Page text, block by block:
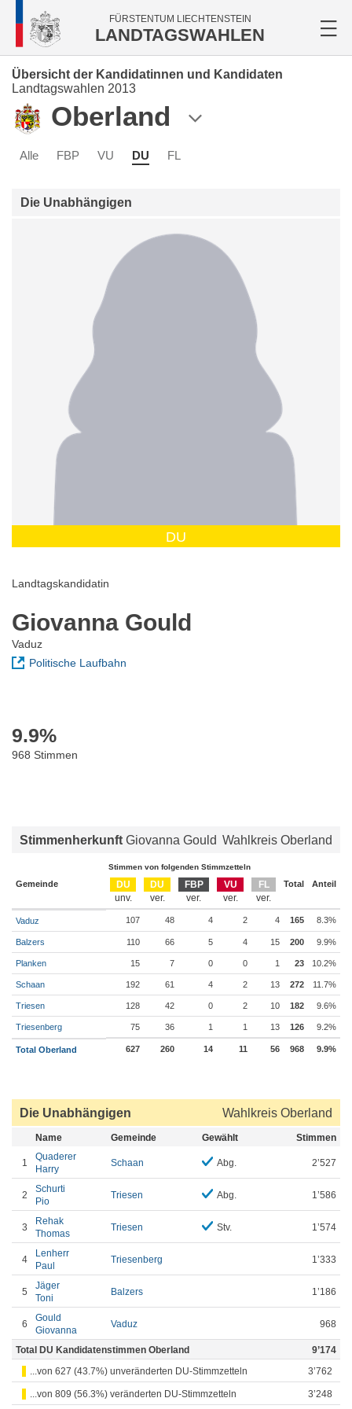
FÜRSTENTUM LIECHTENSTEIN
LANDTAGSWAHLEN
Übersicht der Kandidatinnen und Kandidaten
Landtagswahlen 2013
Oberland
Alle FBP VU DU FL
Die Unabhängigen
DU
Landtagskandidatin
Giovanna Gould
Vaduz
Politische Laufbahn
9.9%
968 Stimmen
Stimmenherkunft Giovanna Gould Wahlkreis Oberland
Stimmen von folgenden Stimmzetteln
Gemeinde DU DU FBP VU FL Total Anteil
Vaduz 107 48 4 2 4 165 8.3%
Balzers 110 66 5 4 15 200 9.9%
Planken 15 7 0 0 1 23 10.2%
Schaan 192 61 4 2 13 272 11.7%
Triesen 128 42 0 2 10 182 9.6%
Triesenberg 75 36 1 1 13 126 9.2%
Total Oberland 627 260 14 11 56 968 9.9%
Die Unabhängigen Wahlkreis Oberland
Name Gemeinde Gewählt Stimmen
1
Quaderer
Harry
Schaan Abg. 2’527
2
Schurti
Pio
Triesen Abg. 1’586
3
Rehak
Thomas
Triesen Stv. 1’574
4
Lenherr
Paul
Triesenberg 1’333
5
Jäger
Toni
Balzers 1’186
6
Gould
Giovanna
Vaduz 968
Total DU Kandidatenstimmen Oberland
9’174
...von 627 (43.7%) unveränderten DU-Stimmzetteln
3’762
...von 809 (56.3%) veränderten DU-Stimmzetteln 3’248